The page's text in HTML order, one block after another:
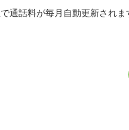
通話料が毎月自動更新され